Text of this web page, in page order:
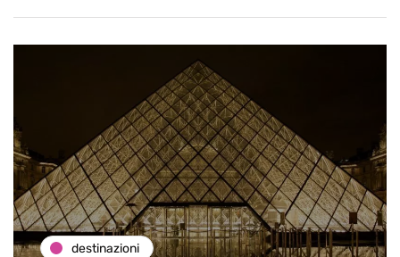
destinazioni